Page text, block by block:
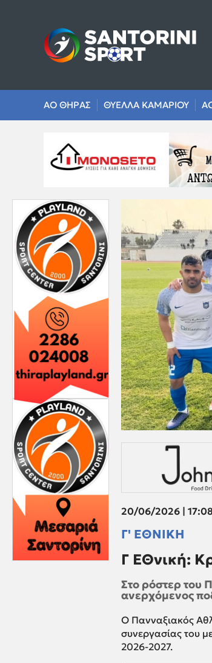
ΑΟ ΘΗΡΑΣ ΘΥΕΛΛΑ ΚΑΜΑΡΙΟΥ
20/06/2026 | 17:08
Γ' ΕΘΝΙΚΗ
Γ ΕΘνική:
Στο ρόστερ του
ανερχόμενος
Ο Πανναξιακός
συνεργασίας του
2026-2027.